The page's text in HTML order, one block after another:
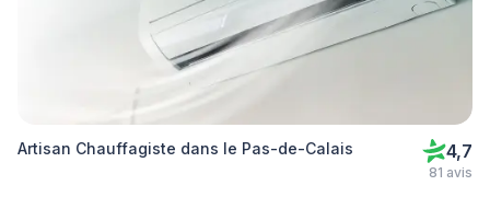
Artisan Chauffagiste dans le Pas-de-Calais 4,7
81 avis